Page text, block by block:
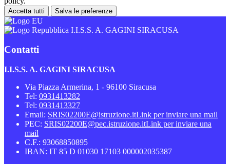
Accetta tutti Salva le preferenze
I.I.S.S. A. GAGINI SIRACUSA
Contatti
I.I.S.S. A. GAGINI SIRACUSA
Via Piazza Armerina, 1 - 96100 Siracusa
Tel: 0931413282
Tel: 0931413327
Email: SRIS02200E@istruzione.itLink per inviare una mail
PEC: SRIS02200E@pec.istruzione.itLink per inviare una
mail
C.F.: 93068850895
IBAN: IT 85 D 01030 17103 000002035387